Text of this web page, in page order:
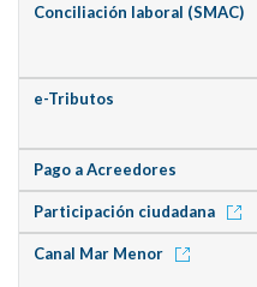
Conciliación laboral (SMAC)
e-Tributos
Pago a Acreedores
Participación ciudadana
Canal Mar Menor